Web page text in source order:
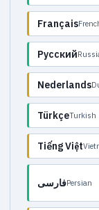
Français
Русский
Nederlands
TürkçeTurkish
Tiếng Việt
فارسیPersian